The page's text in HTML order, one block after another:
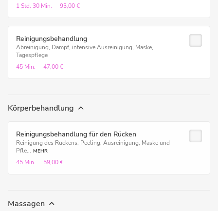
1 Std. 30 Min. 93,00 €
Reinigungsbehandlung
Abreinigung, Dampf, intensive Ausreinigung, Maske,
Tagespflege
45 Min.
47,00 €
Körperbehandlung
Reinigungsbehandlung für den Rücken
Reinigung des Rückens, Peeling, Ausreinigung, Maske und
Pfle... MEHR
45 Min. 59,00 €
Massagen